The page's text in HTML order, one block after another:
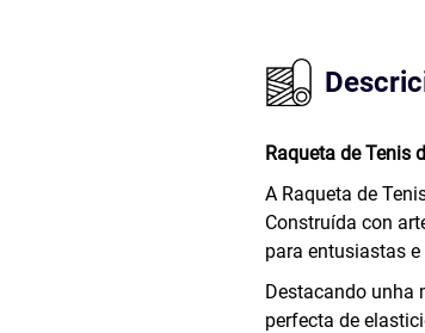
Raqueta de Tenis
A Raqueta de
Construída con
para entusiastas
Destacando unha
perfecta de